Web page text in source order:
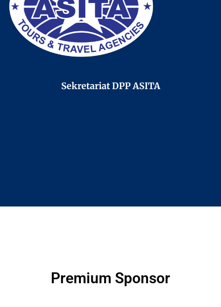
Sekretariat DPP ASITA
Premium Sponsor